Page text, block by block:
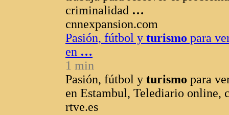
criminalidad …
cnnexpansion.com
Pasión, fútbol y turismo para
en …
1 min
Pasión, fútbol y turismo para
en Estambul, Telediario online,
rtve.es